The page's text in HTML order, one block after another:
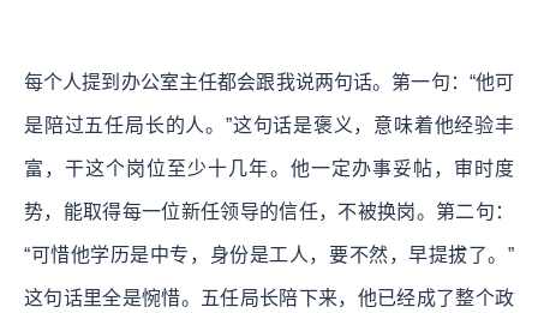
每个人提到办公室主任都会跟我说两句话。第一句：“他可
是陪过五任局长的人。”这句话是褒义，意味着他经验丰
富，干这个岗位至少十几年。他一定办事妥帖，审时度
势，能取得每一位新任领导的信任，不被换岗。第二句：
“可惜他学历是中专，身份是工人，要不然，早提拔了。”
这句话里全是惋惜。五任局长陪下来，他已经成了整个政